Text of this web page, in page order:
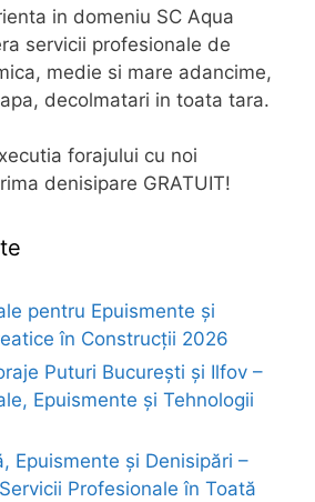
in domeniu SC Aqua
servicii profesionale de
medie si mare adancime,
decolmatari in toata tara.
forajului cu noi
denisipare GRATUIT!
pentru Epuismente și
în Construcții 2026
Puturi București și Ilfov –
Epuismente și Tehnologii
Epuismente și Denisipări –
Profesionale în Toată